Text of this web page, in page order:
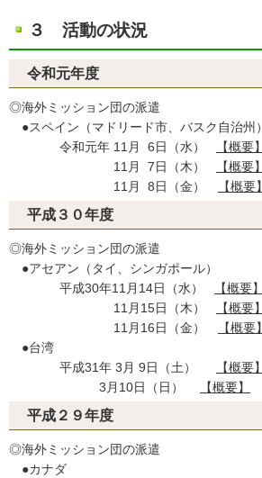
３ 活動の状況
令和元年度
◎海外ミッション団の派遣
●スペイン（マドリード市、バスク自治州）
令和元年 11月 6日（水）
【概要】
11月 7日（木）
【概要】
11月 8日（金）
【概要】
平成３０年度
◎海外ミッション団の派遣
●アセアン（タイ、シンガポール）
平成30年11月14日（水）
【概要】
11月15日（木）
【概要】
11月16日（金）
【概要】
●台湾
平成31年 3月 9日（土）
【概要】
3月10日（日）
【概要】
平成２９年度
◎海外ミッション団の派遣
●カナダ